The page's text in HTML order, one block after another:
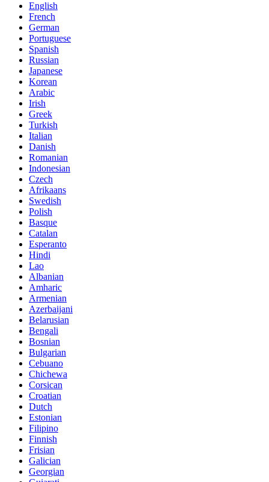
English
French
German
Portuguese
Spanish
Russian
Japanese
Korean
Arabic
Irish
Greek
Turkish
Italian
Danish
Romanian
Indonesian
Czech
Afrikaans
Swedish
Polish
Basque
Catalan
Esperanto
Hindi
Lao
Albanian
Amharic
Armenian
Azerbaijani
Belarusian
Bengali
Bosnian
Bulgarian
Cebuano
Chichewa
Corsican
Croatian
Dutch
Estonian
Filipino
Finnish
Frisian
Galician
Georgian